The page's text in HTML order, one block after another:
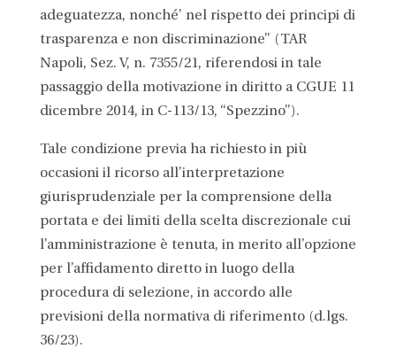
adeguatezza, nonché’ nel rispetto dei principi di
trasparenza e non discriminazione” (TAR
Napoli, Sez. V, n. 7355/21, riferendosi in tale
passaggio della motivazione in diritto a CGUE 11
dicembre 2014, in C-113/13, “Spezzino”).
Tale condizione previa ha richiesto in più
occasioni il ricorso all’interpretazione
giurisprudenziale per la comprensione della
portata e dei limiti della scelta discrezionale cui
l’amministrazione è tenuta, in merito all’opzione
per l’affidamento diretto in luogo della
procedura di selezione, in accordo alle
previsioni della normativa di riferimento (d.lgs.
36/23).